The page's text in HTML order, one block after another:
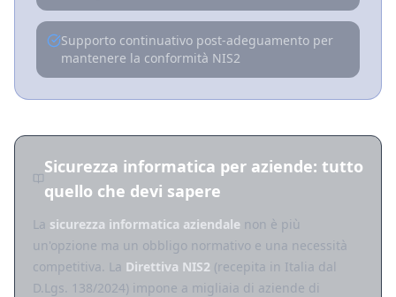
Supporto continuativo post-adeguamento per
mantenere la conformità NIS2
Sicurezza informatica per aziende: tutto
quello che devi sapere
La sicurezza informatica aziendale non è più
un'opzione ma un obbligo normativo e una necessità
competitiva. La Direttiva NIS2 (recepita in Italia dal
D.Lgs. 138/2024) impone a migliaia di aziende di